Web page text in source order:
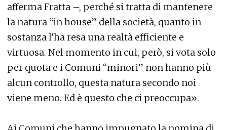
afferma Fratta –, perché si tratta di mantenere
la natura “in house” della società, quanto in
sostanza l’ha resa una realtà efficiente e
virtuosa. Nel momento in cui, però, si vota solo
per quota e i Comuni “minori” non hanno più
alcun controllo, questa natura secondo noi
viene meno. Ed è questo che ci preoccupa».